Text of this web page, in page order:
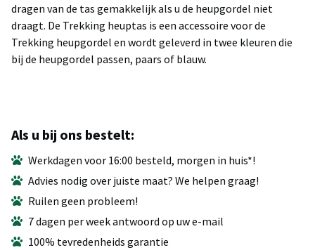
dragen van de tas gemakkelijk als u de heupgordel niet
draagt. De Trekking heuptas is een accessoire voor de
Trekking heupgordel en wordt geleverd in twee kleuren die
bij de heupgordel passen, paars of blauw.
Als u bij ons bestelt:
Werkdagen voor 16:00 besteld, morgen in huis*!
Advies nodig over juiste maat? We helpen graag!
Ruilen geen probleem!
7 dagen per week antwoord op uw e-mail
100% tevredenheids garantie